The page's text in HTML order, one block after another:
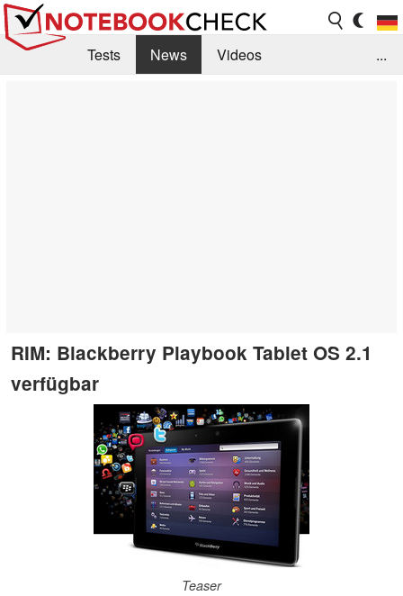
Tests News
Videos
...
RIM: Blackberry Playbook Tablet OS 2.1
verfügbar
Teaser